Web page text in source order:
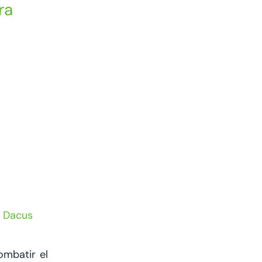
Dacus
el